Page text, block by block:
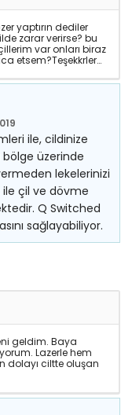
yaptırın dediler
zarar verirse? bu
var onları biraz
etsem?Teşekkrler…
ile, cildinize
bölge üzerinde
lekelerinizi
ile çil ve dövme
Q Switched
sağlayabiliyor.
geldim. Baya
Lazerle hem
dolayı ciltte oluşan